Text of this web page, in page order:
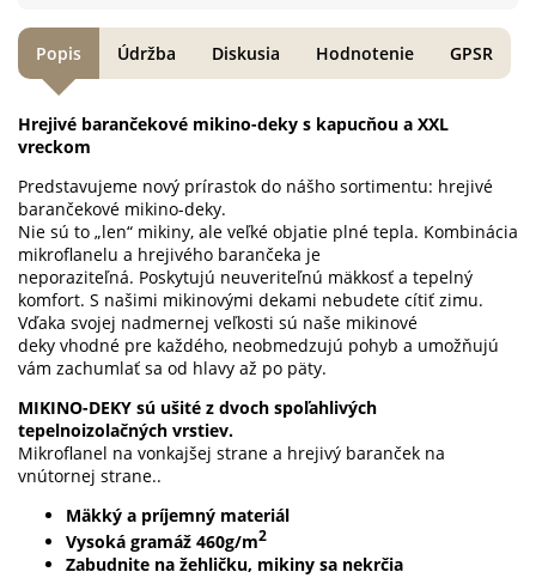
Hrejivé barančekové mikino-deky s kapucňou a XXL
vreckom
Predstavujeme nový prírastok do nášho sortimentu: hrejivé
barančekové mikino-deky.
Nie sú to „len“ mikiny, ale veľké objatie plné tepla. Kombinácia
mikroflanelu a hrejivého barančeka je
neporaziteľná. Poskytujú neuveriteľnú mäkkosť a tepelný
komfort. S našimi mikinovými dekami nebudete cítiť zimu.
Vďaka svojej nadmernej veľkosti sú naše mikinové
deky vhodné pre každého, neobmedzujú pohyb a umožňujú
vám zachumlať sa od hlavy až po päty.
MIKINO-DEKY sú ušité z dvoch spoľahlivých
tepelnoizolačných vrstiev.
Mikroflanel na vonkajšej strane a hrejivý baranček na
vnútornej strane..
Mäkký a príjemný materiál
Vysoká gramáž 460g/m2
Zabudnite na žehličku, mikiny sa nekrčia
Popis Údržba Diskusia Hodnotenie GPSR